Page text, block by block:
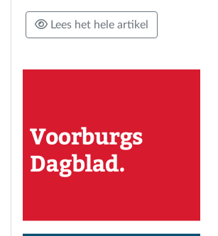
Lees het hele artikel